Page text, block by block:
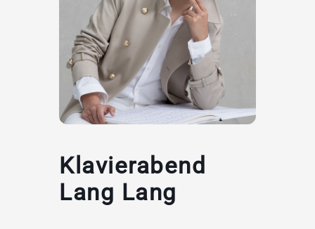
Klavierabend
Lang Lang